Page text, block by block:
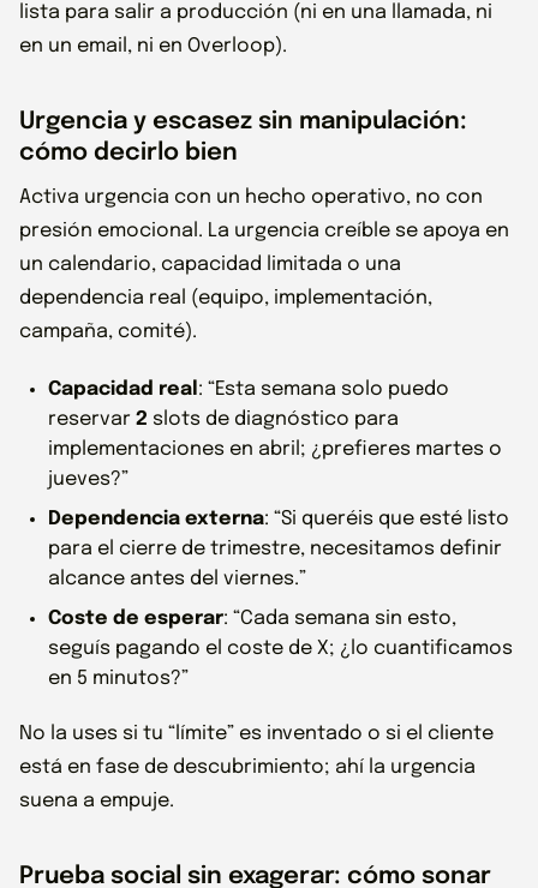
lista para salir a producción (ni en una llamada, ni
en un email, ni en Overloop).
Urgencia y escasez sin manipulación:
cómo decirlo bien
Activa urgencia con un hecho operativo, no con
presión emocional. La urgencia creíble se apoya en
un calendario, capacidad limitada o una
dependencia real (equipo, implementación,
campaña, comité).
Capacidad real : “Esta semana solo puedo
reservar 2 slots de diagnóstico para
implementaciones en abril; ¿prefieres martes o
jueves?”
Dependencia externa: “Si queréis que esté listo
para el cierre de trimestre, necesitamos definir
alcance antes del viernes.”
Coste de esperar: “Cada semana sin esto,
seguís pagando el coste de X; ¿lo cuantificamos
en 5 minutos?”
No la uses si tu “límite” es inventado o si el cliente
está en fase de descubrimiento; ahí la urgencia
suena a empuje.
Prueba social sin exagerar: cómo sonar